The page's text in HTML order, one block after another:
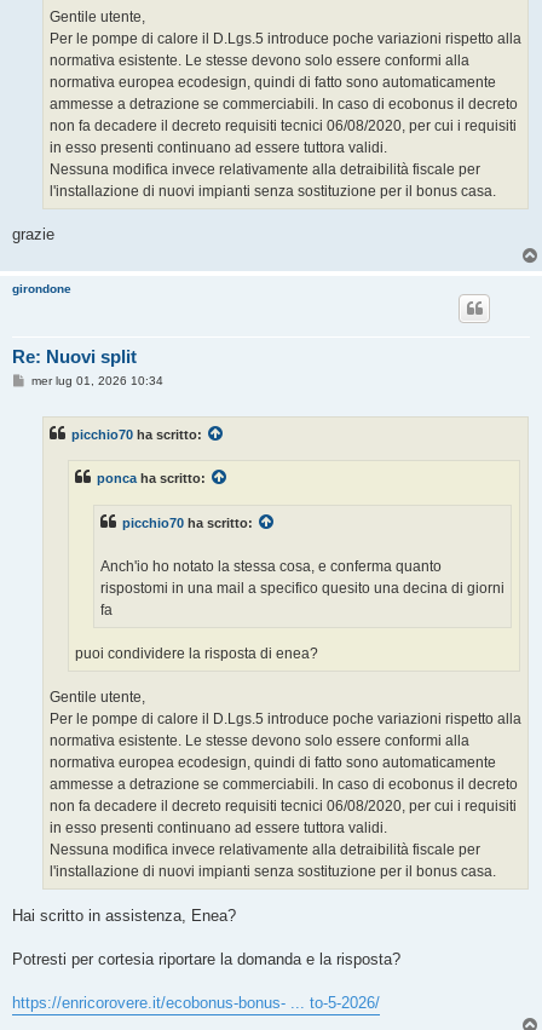
Gentile utente,
Per le pompe di calore il D.Lgs.5 introduce poche variazioni rispetto alla
normativa esistente. Le stesse devono solo essere conformi alla
normativa europea ecodesign, quindi di fatto sono automaticamente
ammesse a detrazione se commerciabili. In caso di ecobonus il decreto
non fa decadere il decreto requisiti tecnici 06/08/2020, per cui i requisiti
in esso presenti continuano ad essere tuttora validi.
Nessuna modifica invece relativamente alla detraibilità fiscale per
l'installazione di nuovi impianti senza sostituzione per il bonus casa.
grazie
girondone
Re: Nuovi split
Mmer lug 01, 2026 10:34
picchio70 ha scritto:
poncaha scritto:
picchio70 ha scritto:
Anch'io ho notato la stessa cosa, e conferma quanto
rispostomi in una mail a specifico quesito una decina di giorni
fa
puoi condividere la risposta di enea?
Gentile utente,
Per le pompe di calore il D.Lgs.5 introduce poche variazioni rispetto alla
normativa esistente. Le stesse devono solo essere conformi alla
normativa europea ecodesign, quindi di fatto sono automaticamente
ammesse a detrazione se commerciabili. In caso di ecobonus il decreto
non fa decadere il decreto requisiti tecnici 06/08/2020, per cui i requisiti
in esso presenti continuano ad essere tuttora validi.
Nessuna modifica invece relativamente alla detraibilità fiscale per
l'installazione di nuovi impianti senza sostituzione per il bonus casa.
Hai scritto in assistenza, Enea?
Potresti per cortesia riportare la domanda e la risposta?
https://enricorovere.it/ecobonus-bonus- ... to-5-2026/